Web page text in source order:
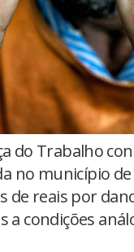
do Trabalho
no município
de reais por
condições